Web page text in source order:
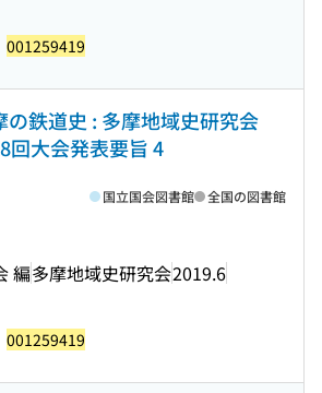
001259419
の鉄道史 : 多摩地域史研究会
回大会発表要旨 4
編多摩地域史研究会2019.6
国立国会図書館 全国の図書館
001259419